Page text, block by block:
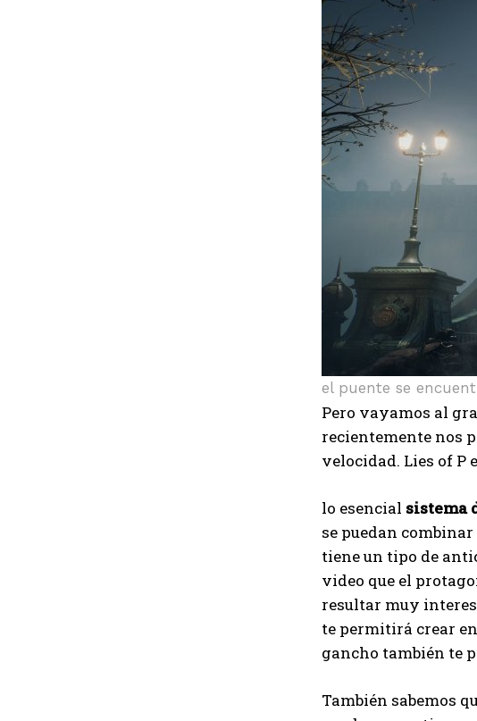
el puente se
Pero vayamos al
recientemente nos
velocidad. Lies of P
lo esencial sistema
se puedan
tiene un tipo de
video que el
resultar muy
te permitirá crear
gancho también te
También sabemos